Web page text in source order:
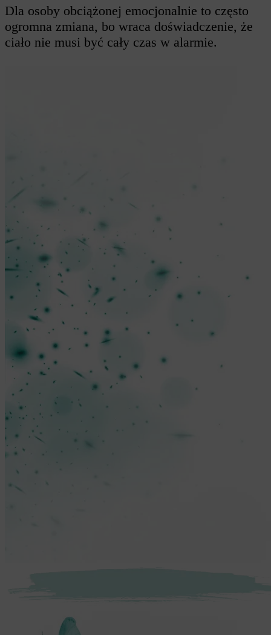
Dla osoby obciążonej emocjonalnie to często
ogromna zmiana, bo wraca doświadczenie, że
ciało nie musi być cały czas w alarmie.